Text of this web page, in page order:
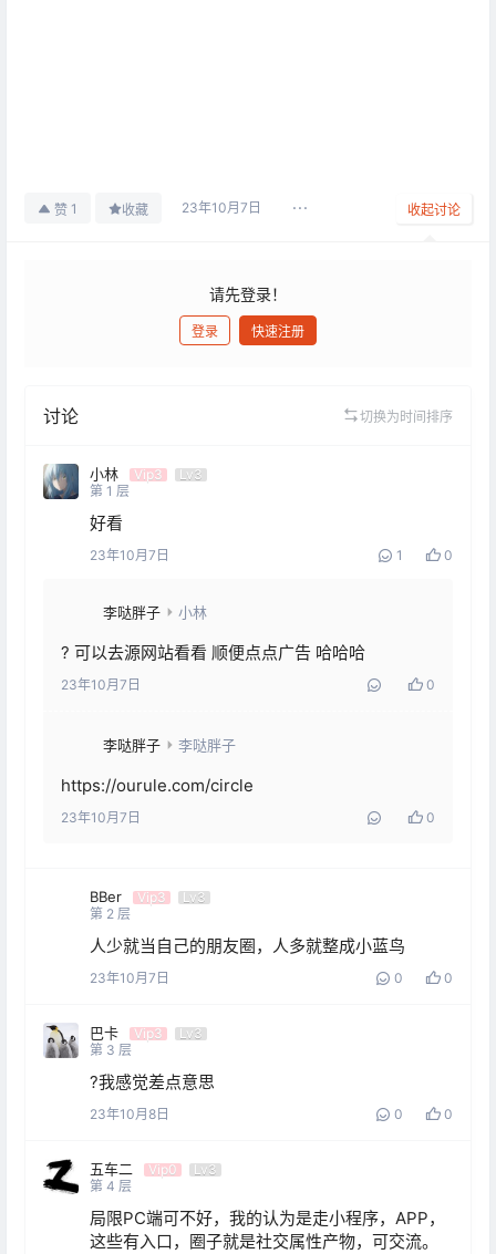
赞 1 收藏 23年10月7日 收起讨论
请先登录！
登录 快速注册
讨论 切换为时间排序
小林 Vip3
Lv3
第 1 层
好看
23年10月7日 1 0
李哒胖子 小林
? 可以去源网站看看 顺便点点广告 哈哈哈
23年10月7日 0
李哒胖子 李哒胖子
https://ourule.com/circle
23年10月7日 0
BBer Vip3
Lv3
第 2 层
人少就当自己的朋友圈，人多就整成小蓝鸟
23年10月7日 0 0
巴卡 Vip3
Lv3
第 3 层
?我感觉差点意思
23年10月8日 0 0
五车二 Vip0
Lv3
第 4 层
局限PC端可不好，我的认为是走小程序，APP，
这些有入口，圈子就是社交属性产物，可交流。